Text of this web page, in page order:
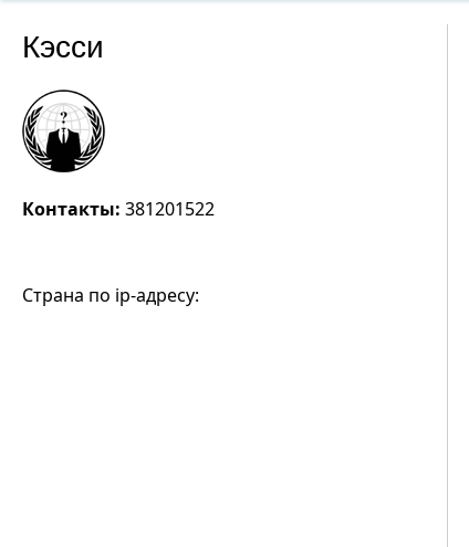
Кэсси
Контакты: 381201522
Страна по ip-адресу: